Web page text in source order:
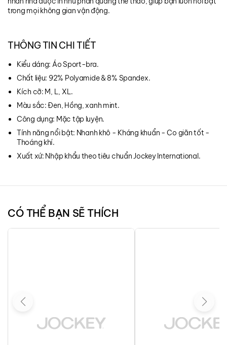
trong mọi không gian vận động.
THÔNG TIN CHI TIẾT
Kiểu dáng: Áo Sport-bra.
Chất liệu: 92% Polyamide & 8% Spandex.
Kích cỡ: M, L, XL.
Màu sắc: Đen, Hồng, xanh mint.
Công dụng: Mặc tập luyện.
Tính năng nổi bật: Nhanh khô - Kháng khuẩn - Co giãn tốt -
Thoáng khí.
Xuất xứ: Nhập khẩu theo tiêu chuẩn Jockey International.
CÓ THỂ BẠN SẼ THÍCH